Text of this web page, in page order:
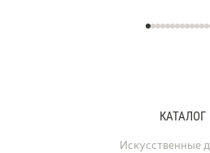
фактурная поверхность как будто
произведение искусства.
КАТАЛОГ
Искусственные